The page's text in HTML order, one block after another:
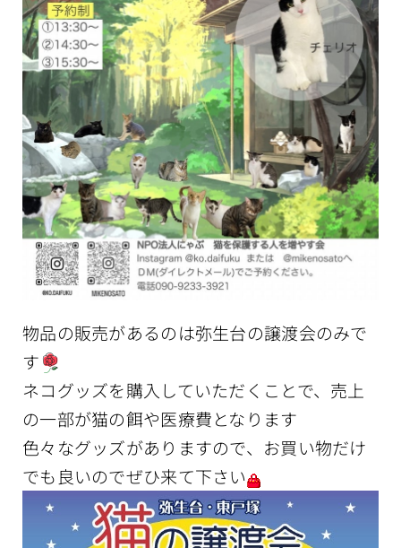
物品の販売があるのは弥生台の譲渡会のみで
す
ネコグッズを購入していただくことで、売上
の一部が猫の餌や医療費となります
色々なグッズがありますので、お買い物だけ
でも良いのでぜひ来て下さい